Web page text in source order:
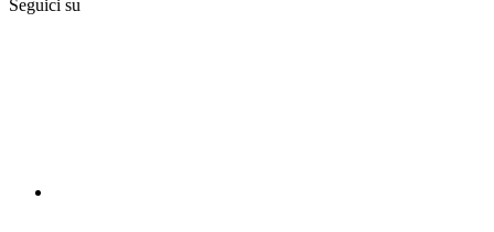
Seguici su